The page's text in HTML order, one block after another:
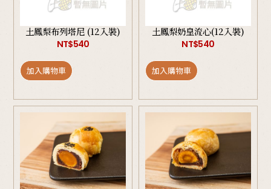
土鳳梨布列塔尼 (12入裝)
NT$540
加入購物車
土鳳梨奶皇流心(12入裝)
NT$540
加入購物車